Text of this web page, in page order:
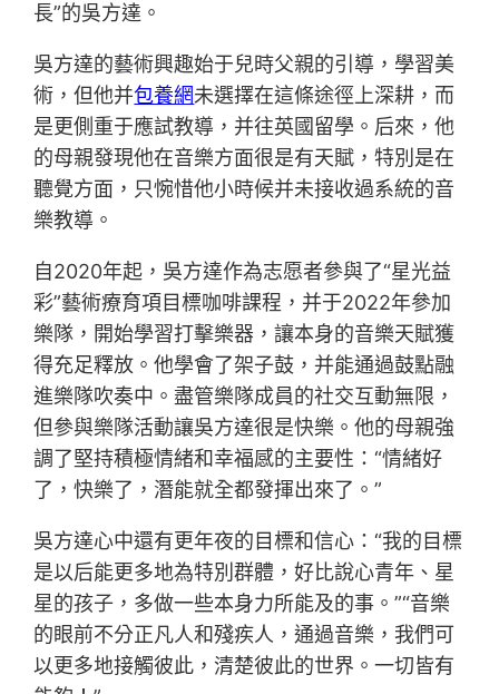
長”的吳方達。
吳方達的藝術興趣始于兒時父親的引導，學習美
術，但他并包養網未選擇在這條途徑上深耕，而
是更側重于應試教導，并往英國留學。后來，他
的母親發現他在音樂方面很是有天賦，特別是在
聽覺方面，只惋惜他小時候并未接收過系統的音
樂教導。
自2020年起，吳方達作為志愿者參與了“星光益
彩”藝術療育項目標咖啡課程，并于2022年參加
樂隊，開始學習打擊樂器，讓本身的音樂天賦獲
得充足釋放。他學會了架子鼓，并能通過鼓點融
進樂隊吹奏中。盡管樂隊成員的社交互動無限，
但參與樂隊活動讓吳方達很是快樂。他的母親強
調了堅持積極情緒和幸福感的主要性：“情緒好
了，快樂了，潛能就全都發揮出來了。”
吳方達心中還有更年夜的目標和信心：“我的目標
是以后能更多地為特別群體，好比說心青年、星
星的孩子，多做一些本身力所能及的事。”“音樂
的眼前不分正凡人和殘疾人，通過音樂，我們可
以更多地接觸彼此，清楚彼此的世界。一切皆有